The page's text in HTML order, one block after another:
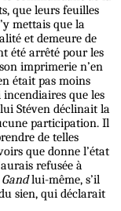
que leurs feuilles
mettais que la
et demeure de
été arrêté pour les
imprimerie n’en
était pas moins
que les
Stéven déclinait la
participation. Il
de telles
que donne l’état
refusée à
lui-même, s’il
sien, qui déclarait